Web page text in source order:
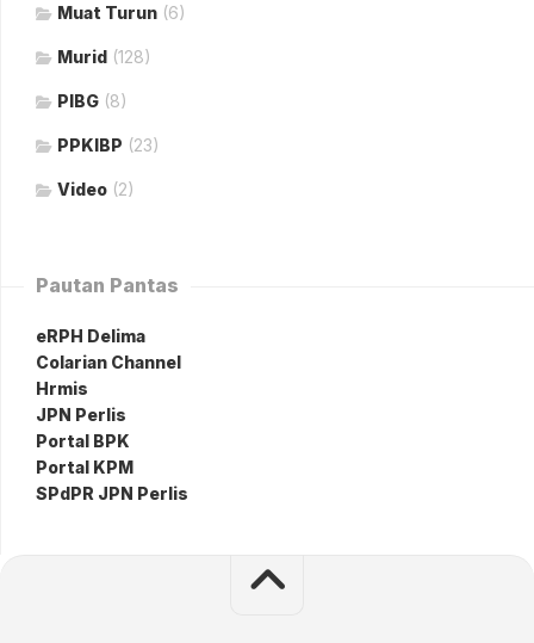
Muat Turun (6)
Murid (128)
PIBG (8)
PPKIBP (23)
Video (2)
Pautan Pantas
eRPH Delima
Colarian Channel
Hrmis
JPN Perlis
Portal BPK
Portal KPM
SPdPR JPN Perlis